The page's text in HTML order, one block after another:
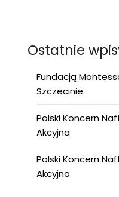
Ostatnie
Fundacją
Szczecinie
Polski Koncern
Akcyjna
Polski Koncern
Akcyjna